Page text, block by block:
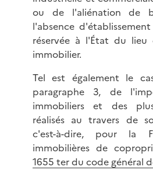
ou de l'aliénation de
l'absence
réservée à l'État du
immobilier.
Tel est également le
paragraphe 3, de
immobiliers et des
réalisés au travers de
c'est-à-dire, pour la
immobilières de
1655 ter du code général